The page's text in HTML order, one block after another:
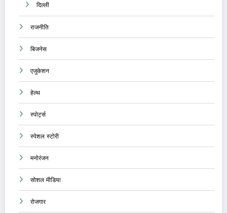
दिल्ली
राजनीति
बिजनेस
एजुकेशन
हेल्थ
स्पोर्ट्स
स्पेशल स्टोरी
मनोरंजन
सोशल मीडिया
रोजगार